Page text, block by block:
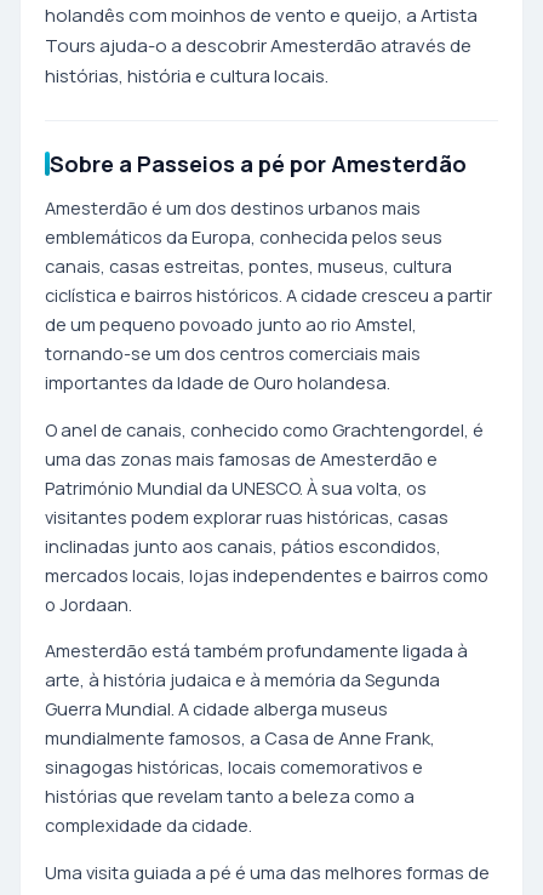
holandês com moinhos de vento e queijo, a Artista
Tours ajuda-o a descobrir Amesterdão através de
histórias, história e cultura locais.
Sobre a Passeios a pé por Amesterdão
Amesterdão é um dos destinos urbanos mais
emblemáticos da Europa, conhecida pelos seus
canais, casas estreitas, pontes, museus, cultura
ciclística e bairros históricos. A cidade cresceu a partir
de um pequeno povoado junto ao rio Amstel,
tornando-se um dos centros comerciais mais
importantes da Idade de Ouro holandesa.
O anel de canais, conhecido como Grachtengordel, é
uma das zonas mais famosas de Amesterdão e
Património Mundial da UNESCO. À sua volta, os
visitantes podem explorar ruas históricas, casas
inclinadas junto aos canais, pátios escondidos,
mercados locais, lojas independentes e bairros como
o Jordaan.
Amesterdão está também profundamente ligada à
arte, à história judaica e à memória da Segunda
Guerra Mundial. A cidade alberga museus
mundialmente famosos, a Casa de Anne Frank,
sinagogas históricas, locais comemorativos e
histórias que revelam tanto a beleza como a
complexidade da cidade.
Uma visita guiada a pé é uma das melhores formas de